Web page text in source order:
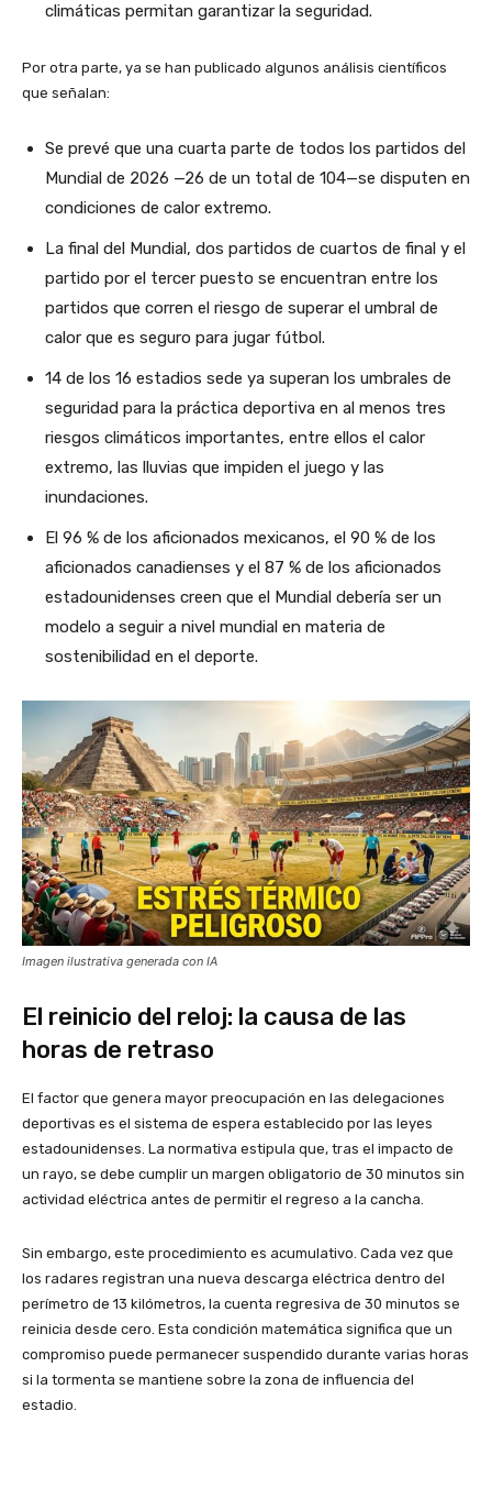
climáticas permitan garantizar la seguridad.
Por otra parte, ya se han publicado algunos análisis científicos
que señalan:
Se prevé que una cuarta parte de todos los partidos del
Mundial de 2026 —26 de un total de 104—se disputen en
condiciones de calor extremo.
La final del Mundial, dos partidos de cuartos de final y el
partido por el tercer puesto se encuentran entre los
partidos que corren el riesgo de superar el umbral de
calor que es seguro para jugar fútbol.
14 de los 16 estadios sede ya superan los umbrales de
seguridad para la práctica deportiva en al menos tres
riesgos climáticos importantes, entre ellos el calor
extremo, las lluvias que impiden el juego y las
inundaciones.
El 96 % de los aficionados mexicanos, el 90 % de los
aficionados canadienses y el 87 % de los aficionados
estadounidenses creen que el Mundial debería ser un
modelo a seguir a nivel mundial en materia de
sostenibilidad en el deporte.
Imagen ilustrativa generada con IA
El reinicio del reloj: la causa de las
horas de retraso
El factor que genera mayor preocupación en las delegaciones
deportivas es el sistema de espera establecido por las leyes
estadounidenses. La normativa estipula que, tras el impacto de
un rayo, se debe cumplir un margen obligatorio de 30 minutos sin
actividad eléctrica antes de permitir el regreso a la cancha.
Sin embargo, este procedimiento es acumulativo. Cada vez que
los radares registran una nueva descarga eléctrica dentro del
perímetro de 13 kilómetros, la cuenta regresiva de 30 minutos se
reinicia desde cero. Esta condición matemática significa que un
compromiso puede permanecer suspendido durante varias horas
si la tormenta se mantiene sobre la zona de influencia del
estadio.